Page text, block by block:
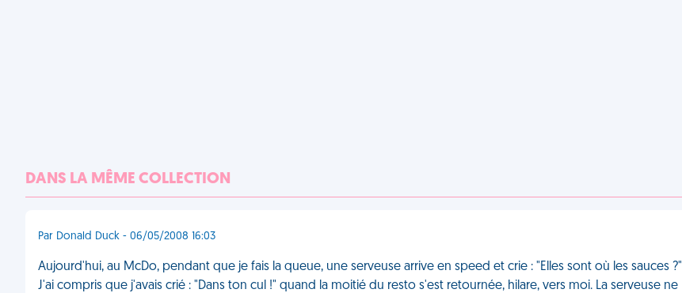
DANS LA MÊME COLLECTION
Par Donald Duck - 06/05/2008 16:03
Aujourd'hui, au McDo, pendant que je fais la queue, une serveuse arrive en speed et crie : "Elles sont où les sauces ?"
J'ai compris que j'avais crié : "Dans ton cul !" quand la moitié du resto s'est retournée, hilare, vers moi. La serveuse ne